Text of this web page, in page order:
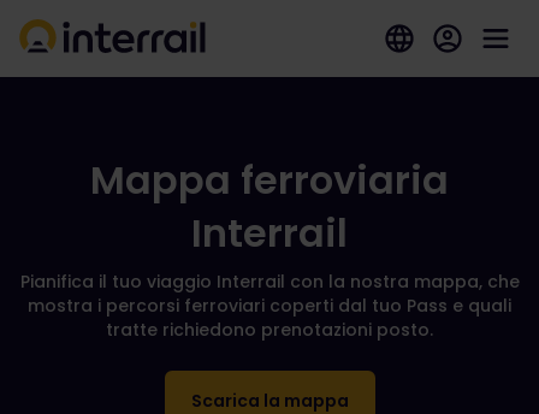
Mappa ferroviaria
Interrail
Pianifica il tuo viaggio Interrail con la nostra mappa, che
mostra i percorsi ferroviari coperti dal tuo Pass e quali
tratte richiedono prenotazioni posto.
Scarica la mappa